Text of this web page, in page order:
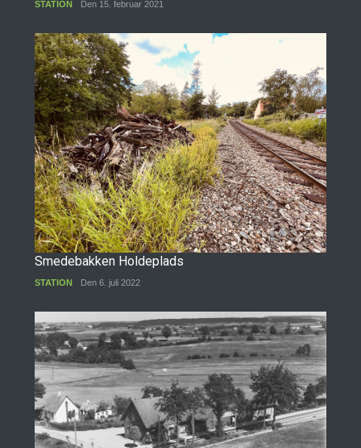
STATION Den 15. februar 2021
Smedebakken Holdeplads
STATION Den 6. juli 2022